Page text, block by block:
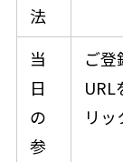
法
当
日
の
参
ご
URL
リッ